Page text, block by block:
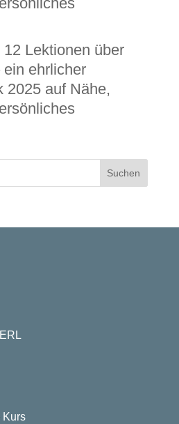
12 Lektionen über
ehrlicher
2025 auf Nähe,
Kurs